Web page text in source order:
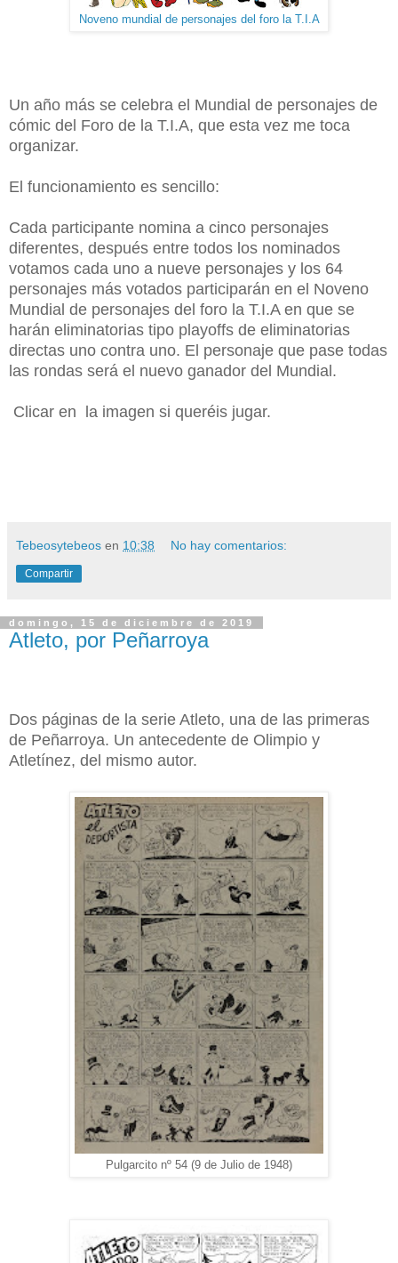
Noveno mundial de personajes del foro la T.I.A
Un año más se celebra el Mundial de personajes de
cómic del Foro de la T.I.A, que esta vez me toca
organizar.
El funcionamiento es sencillo:
Cada participante nomina a cinco personajes
diferentes, después entre todos los nominados
votamos cada uno a nueve personajes y los 64
personajes más votados participarán en el Noveno
Mundial de personajes del foro la T.I.A en que se
harán eliminatorias tipo playoffs de eliminatorias
directas uno contra uno. El personaje que pase todas
las rondas será el nuevo ganador del Mundial.
Clicar en la imagen si queréis jugar.
Tebeosytebeos en 10:38 No hay comentarios:
Compartir
domingo, 15 de diciembre de 2019
Atleto, por Peñarroya
Dos páginas de la serie Atleto, una de las primeras
de Peñarroya. Un antecedente de Olimpio y
Atletínez, del mismo autor.
Pulgarcito nº 54 (9 de Julio de 1948)